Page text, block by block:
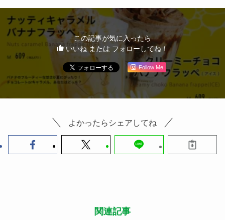
この記事が気に入ったら
いいね または フォローしてね！
Follow Me
よかったらシェアしてね
関連記事